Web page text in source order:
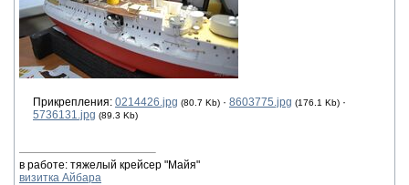
Прикрепления: 0214426.jpg (80.7 Kb) · 8603775.jpg (176.1 Kb) ·
5736131.jpg (89.3 Kb)
в работе: тяжелый крейсер "Майя"
визитка Айбара